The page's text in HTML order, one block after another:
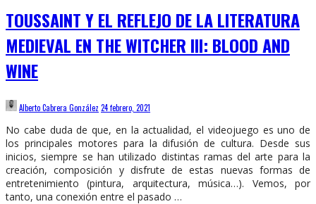
TOUSSAINT Y EL REFLEJO DE LA LITERATURA
MEDIEVAL EN THE WITCHER III: BLOOD AND
WINE
Alberto Cabrera González 24 febrero, 2021
No cabe duda de que, en la actualidad, el videojuego es uno de
los principales motores para la difusión de cultura. Desde sus
inicios, siempre se han utilizado distintas ramas del arte para la
creación, composición y disfrute de estas nuevas formas de
entretenimiento (pintura, arquitectura, música…). Vemos, por
tanto, una conexión entre el pasado …